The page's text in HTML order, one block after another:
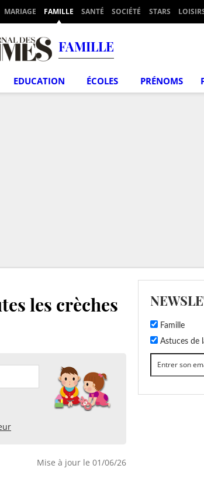
MARIAGE FAMILLE SANTÉ SOCIÉTÉ STARS
FAMILLE
EDUCATION ÉCOLES PRÉNOMS
les crèches
Mise à jour le 01/06/26
Famille
Astuces de